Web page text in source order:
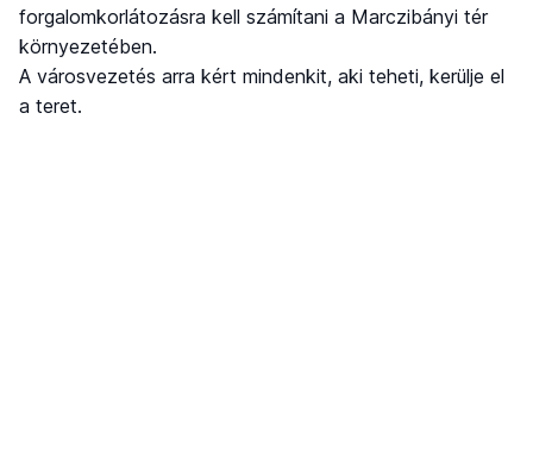
forgalomkorlátozásra kell számítani a Marczibányi tér
környezetében.
A városvezetés arra kért mindenkit, aki teheti, kerülje el
a teret.